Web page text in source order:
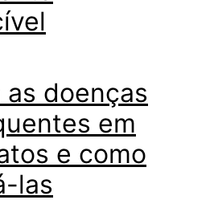
as doenças
em
e como
las